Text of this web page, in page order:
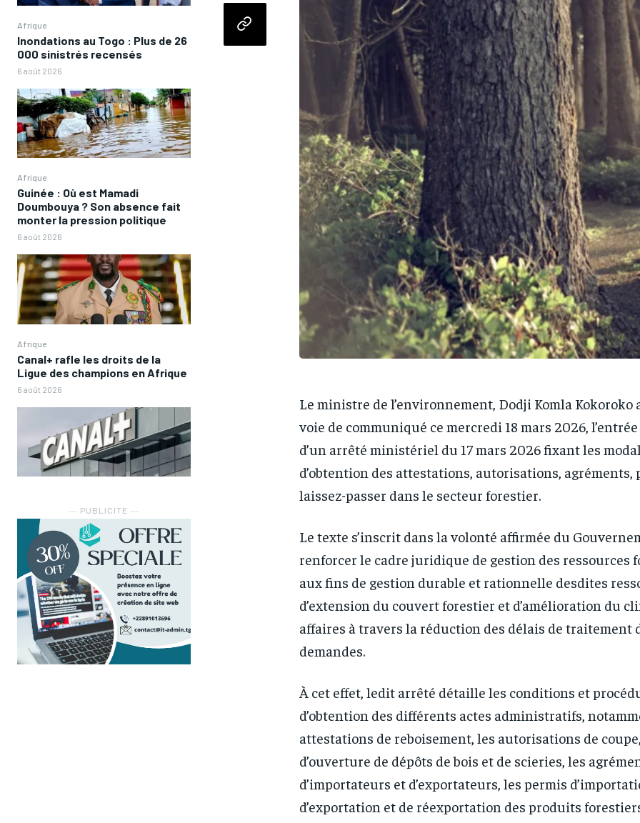
Afrique
Inondations au Togo : Plus de 26
000 sinistrés recensés
6 août 2026
Afrique
Guinée : Où est Mamadi
Doumbouya ? Son absence fait
monter la pression politique
6 août 2026
Afrique
Canal+ rafle les droits de la
Ligue des champions en Afrique
6 août 2026
― PUBLICITE ―
Le ministre de l’environnement, Dodji Komla Kokoroko
voie de communiqué ce mercredi 18 mars 2026,
d’un arrêté ministériel du 17 mars 2026 fixant les
d’obtention des attestations, autorisations, agréments,
laissez-passer dans le secteur forestier.
Le texte s’inscrit dans la volonté affirmée du
renforcer le cadre juridique de gestion des ressources
aux fins de gestion durable et rationnelle desdites
d’extension du couvert forestier et d’amélioration du
affaires à travers la réduction des délais de traitement
demandes.
À cet effet, ledit arrêté détaille les conditions et
d’obtention des différents actes administratifs,
attestations de reboisement, les autorisations de
d’ouverture de dépôts de bois et de scieries, les
d’importateurs et d’exportateurs, les permis
d’exportation et de réexportation des produits